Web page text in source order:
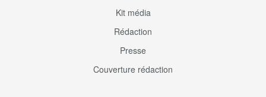
Kit média
Rédaction
Presse
Couverture rédaction